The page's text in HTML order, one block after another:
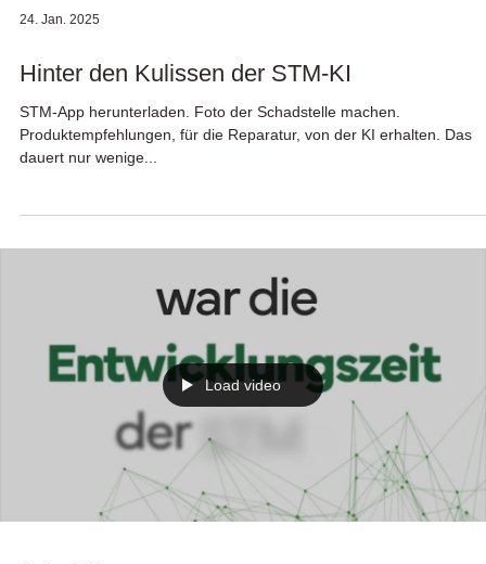
24. Jan. 2025
Hinter den Kulissen der STM-KI
STM-App herunterladen. Foto der Schadstelle machen.
Produktempfehlungen, für die Reparatur, von der KI erhalten. Das
dauert nur wenige...
Load video